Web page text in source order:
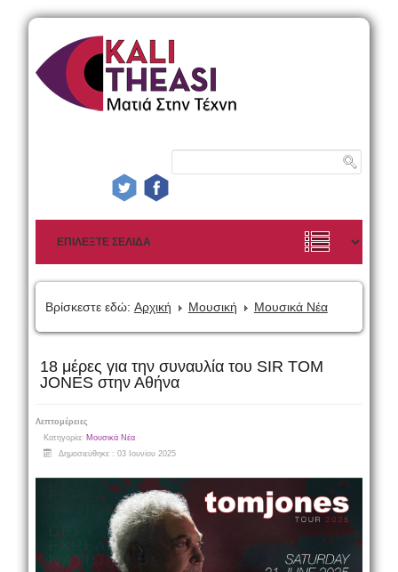
Βρίσκεστε εδώ: Αρχική Μουσική Μουσικά Νέα
18 μέρες για την συναυλία του SIR TOM
JONES στην Αθήνα
Λεπτομέρειες
Κατηγορία: Μουσικά Νέα
Δημοσιεύθηκε : 03 Ιουνίου 2025